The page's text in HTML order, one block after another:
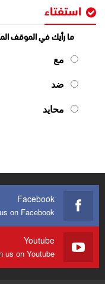
استفتاء
ما رأيك في الموقف
مع
ضد
محايد
Facebook
on Facebook
Youtube
us on Youtube